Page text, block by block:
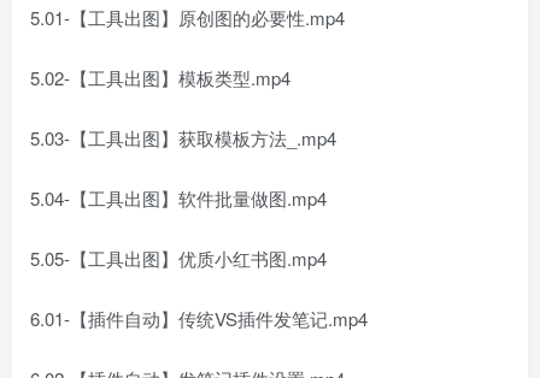
5.01-【工具出图】原创图的必要性.mp4
5.02-【工具出图】模板类型.mp4
5.03-【工具出图】获取模板方法_.mp4
5.04-【工具出图】软件批量做图.mp4
5.05-【工具出图】优质小红书图.mp4
6.01-【插件自动】传统VS插件发笔记.mp4